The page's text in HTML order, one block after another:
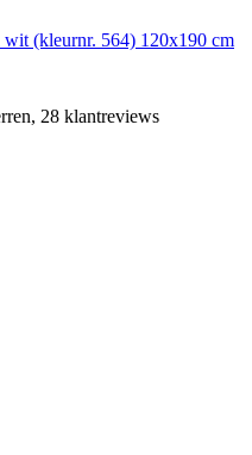
(kleurnr. 564) 120x190 cm
28 klantreviews